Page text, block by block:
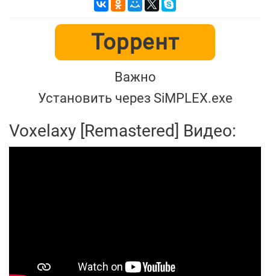
Торрент
Важно
Установить через SiMPLEX.exe
Voxelaxy [Remastered] Видео: